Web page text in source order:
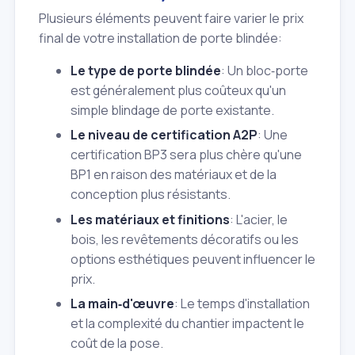
Plusieurs éléments peuvent faire varier le prix
final de votre installation de porte blindée:
Le type de porte blindée: Un bloc‑porte
est généralement plus coûteux qu'un
simple blindage de porte existante.
Le niveau de certification A2P: Une
certification BP3 sera plus chère qu'une
BP1 en raison des matériaux et de la
conception plus résistants.
Les matériaux et finitions: L'acier, le
bois, les revêtements décoratifs ou les
options esthétiques peuvent influencer le
prix.
La main‑d'œuvre: Le temps d'installation
et la complexité du chantier impactent le
coût de la pose.